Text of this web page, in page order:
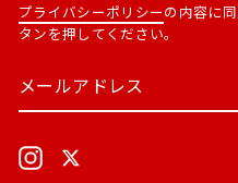
プライバシーポリシーの内容に
タンを押してください。
ー
レ
ス
読
Instagram